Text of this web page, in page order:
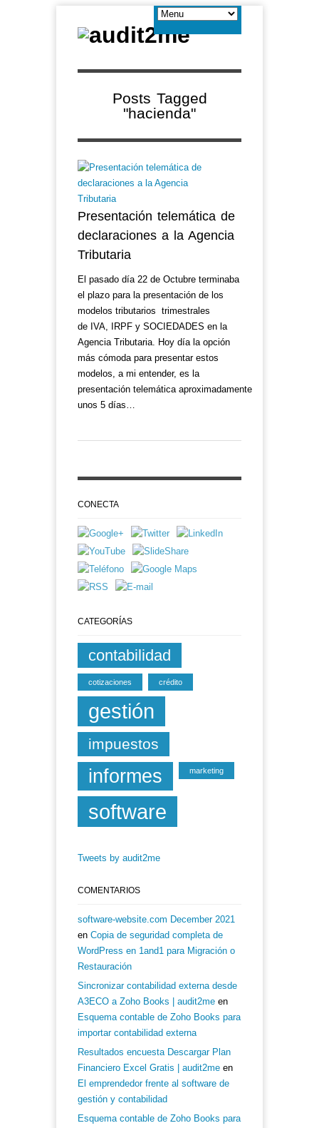
Posts Tagged
"hacienda"
Presentación telemática de
declaraciones a la Agencia
Tributaria
El pasado día 22 de Octubre terminaba
el plazo para la presentación de los
modelos tributarios trimestrales
de IVA, IRPF y SOCIEDADES en la
Agencia Tributaria. Hoy día la opción
más cómoda para presentar estos
modelos, a mi entender, es la
presentación telemática aproximadamente
unos 5 días…
CONECTA
CATEGORÍAS
contabilidad
cotizaciones crédito
gestión
impuestos
informes marketing
software
Tweets by audit2me
COMENTARIOS
software-website.com December 2021
en Copia de seguridad completa de
WordPress en 1and1 para Migración o
Restauración
Sincronizar contabilidad externa desde
A3ECO a Zoho Books | audit2me en
Esquema contable de Zoho Books para
importar contabilidad externa
Resultados encuesta Descargar Plan
Financiero Excel Gratis | audit2me en
El emprendedor frente al software de
gestión y contabilidad
Esquema contable de Zoho Books para